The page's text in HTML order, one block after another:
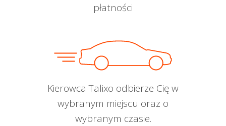
płatności
Kierowca Talixo odbierze Cię w
wybranym miejscu oraz o
wybranym czasie.